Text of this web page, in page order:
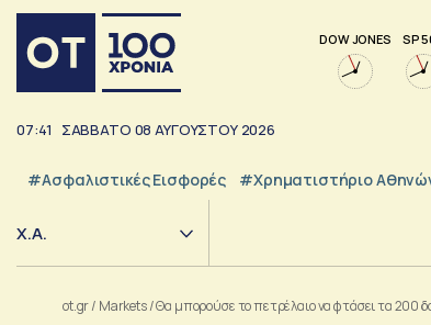
DOW JONES SP
07:41 ΣΑΒΒΑΤΟ 08 ΑΥΓΟΥΣΤΟΥ 2026
#Ασφαλιστικές Εισφορές #Χρηματιστήριο
Χ.Α.
ot.gr/ Markets/Θα μπορούσε το πετρέλαιο να φτάσει τα 200